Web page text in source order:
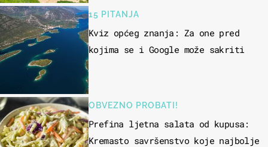
15 PITANJA
Kviz općeg znanja: Za one pred
kojima se i Google može sakriti
OBVEZNO PROBATI!
Prefina ljetna salata od kupusa:
Kremasto savršenstvo koje najbolje